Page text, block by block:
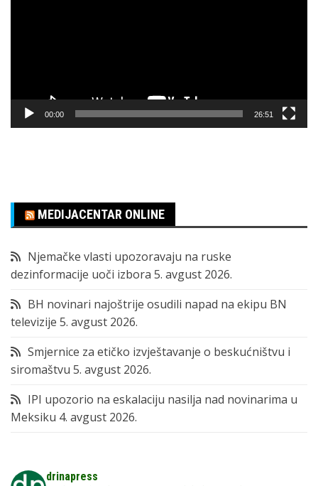
00:00 26:51
MEDIJACENTAR ONLINE
Njemačke vlasti upozoravaju na ruske
dezinformacije uoči izbora 5. avgust 2026.
BH novinari najoštrije osudili napad na ekipu BN
televizije 5. avgust 2026.
Smjernice za etičko izvještavanje o beskućništvu i
siromaštvu 5. avgust 2026.
IPI upozorio na eskalaciju nasilja nad novinarima u
Meksiku 4. avgust 2026.
drinapress